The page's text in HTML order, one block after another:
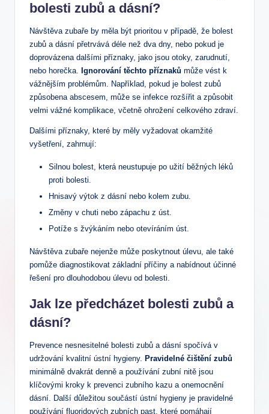
bolesti zubů a dásní?
Návštěva zubaře by měla být prioritou v případě, že bolest
zubů a dásní přetrvává déle než dva dny, nebo pokud je
doprovázena dalšími příznaky, jako jsou otoky, zarudnutí,
nebo horečka. Ignorování těchto příznaků může vést k
vážnějším problémům. Například, pokud je bolest zubů
způsobena abscesem, může se infekce rozšířit a způsobit
velmi vážné komplikace, včetně ohrožení celkového zdraví.
Dalšími příznaky, které by měly vyžadovat okamžité
vyšetření, zahrnují:
Silnou bolest, která neustupuje po užití běžných léků
proti bolesti.
Hnisavý výtok z dásní nebo kolem zubu.
Změny v chuti nebo zápachu z úst.
Potíže s žvýkáním nebo otevíráním úst.
Návštěva zubaře nejenže může poskytnout úlevu, ale také
pomůže diagnostikovat základní příčiny a nabídnout účinné
řešení pro dlouhodobou úlevu od bolesti.
Jak lze předcházet bolesti zubů a
dásní?
Prevence nesnesitelné bolesti zubů a dásní spočívá v
udržování kvalitní ústní hygieny. Pravidelné čištění zubů
minimálně dvakrát denně a používání zubní nitě jsou
klíčovými kroky k prevenci zubního kazu a onemocnění
dásní. Další důležitou součástí ústní hygieny je pravidelné
používání fluoridových zubních past, které pomáhají